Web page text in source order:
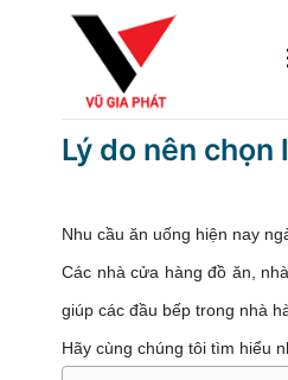
Lý do nên
Nhu cầu ăn uống hiện nay
Các nhà cửa hàng đồ ăn,
giúp các đầu bếp trong nhà
Hãy cùng chúng tôi tìm hiểu